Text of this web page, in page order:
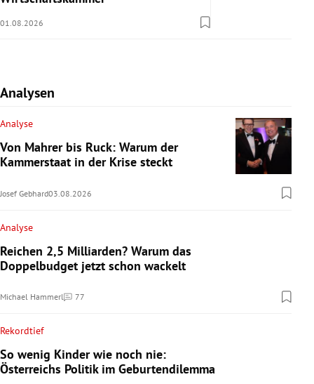
01.08.2026
Analysen
Analyse
Von Mahrer bis Ruck: Warum der
Kammerstaat in der Krise steckt
Josef Gebhard03.08.2026
Analyse
Reichen 2,5 Milliarden? Warum das
Doppelbudget jetzt schon wackelt
Michael Hammerl 77
Kommentare
Rekordtief
So wenig Kinder wie noch nie:
Österreichs Politik im Geburtendilemma